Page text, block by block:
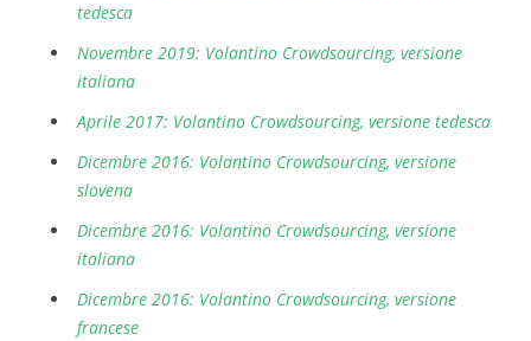
tedesca
Novembre 2019: Volantino Crowdsourcing, versione
italiana
Aprile 2017: Volantino Crowdsourcing, versione tedesca
Dicembre 2016: Volantino Crowdsourcing, versione
slovena
Dicembre 2016: Volantino Crowdsourcing, versione
italiana
Dicembre 2016: Volantino Crowdsourcing, versione
francese